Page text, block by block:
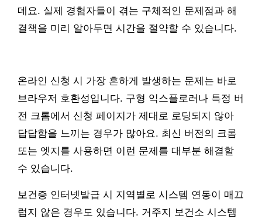
데요. 실제 경험자들이 겪는 구체적인 문제점과 해
결책을 미리 알아두면 시간을 절약할 수 있습니다.
온라인 신청 시 가장 흔하게 발생하는 문제는 바로
브라우저 호환성입니다. 구형 익스플로러나 특정 버
전 크롬에서 신청 페이지가 제대로 로딩되지 않아
답답함을 느끼는 경우가 많아요. 최신 버전의 크롬
또는 엣지를 사용하면 이런 문제를 대부분 해결할
수 있습니다.
보건증 인터넷발급 시 지역별로 시스템 연동이 매끄
럽지 않은 경우도 있습니다. 거주지 보건소 시스템